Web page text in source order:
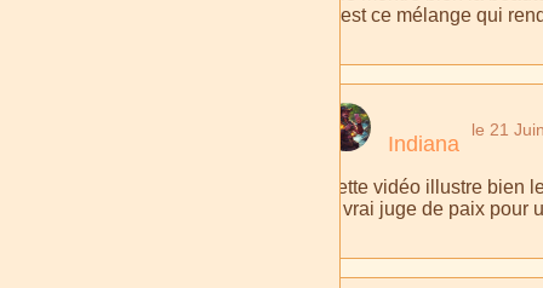
C'est ce mélange qui
Indiana
le 21
Cette vidéo illustre bien
le vrai juge de paix pour